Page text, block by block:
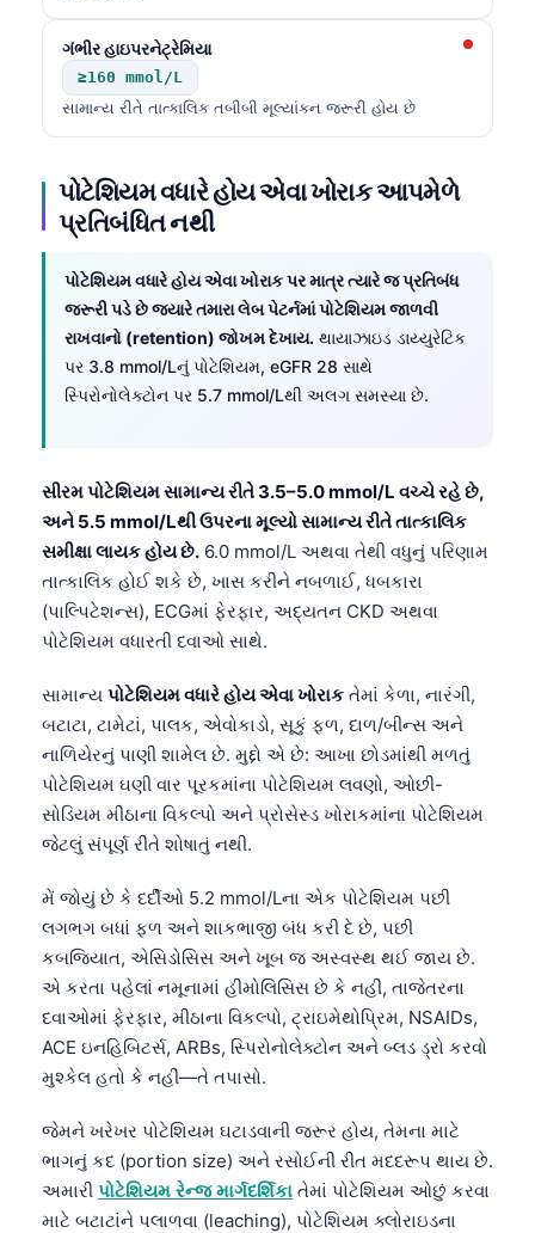
ગંભીર હાઇપરનેટ્રેમિયા
≥160 mmol/L
સામાન્ય રીતે તાત્કાલિક તબીબી મૂલ્યાંકન જરૂરી હોય છે
પોટેશિયમ વધારે હોય એવા ખોરાક આપમેળે
પ્રતિબંધિત નથી
પોટેશિયમ વધારે હોય એવા ખોરાક પર માત્ર ત્યારે જ પ્રતિબંધ
જરૂરી પડે છે જ્યારે તમારા લેબ પેટર્નમાં પોટેશિયમ જાળવી
રાખવાનો (retention) જોખમ દેખાય. થાયાઝાઇડ ડાય્યુરેટિક
પર 3.8 mmol/Lનું પોટેશિયમ, eGFR 28 સાથે
સ્પિરોનોલેક્ટોન પર 5.7 mmol/Lથી અલગ સમસ્યા છે.
સીરમ પોટેશિયમ સામાન્ય રીતે 3.5–5.0 mmol/L વચ્ચે રહે છે,
અને 5.5 mmol/Lથી ઉપરના મૂલ્યો સામાન્ય રીતે તાત્કાલિક
સમીક્ષા લાયક હોય છે. 6.0 mmol/L અથવા તેથી વધુનું પરિણામ
તાત્કાલિક હોઈ શકે છે, ખાસ કરીને નબળાઈ, ધબકારા
(પાલ્પિટેશન્સ), ECGમાં ફેરફાર, અદ્યતન CKD અથવા
પોટેશિયમ વધારતી દવાઓ સાથે.
સામાન્ય પોટેશિયમ વધારે હોય એવા ખોરાક તેમાં કેળા, નારંગી,
બટાટા, ટામેટાં, પાલક, એવોકાડો, સૂકું ફળ, દાળ/બીન્સ અને
નાળિયેરનું પાણી શામેલ છે. મુદ્દો એ છે: આખા છોડમાંથી મળતું
પોટેશિયમ ઘણી વાર પૂરકમાંના પોટેશિયમ લવણો, ઓછી-
સોડિયમ મીઠાના વિકલ્પો અને પ્રોસેસ્ડ ખોરાકમાંના પોટેશિયમ
જેટલું સંપૂર્ણ રીતે શોષાતું નથી.
મેં જોયું છે કે દર્દીઓ 5.2 mmol/Lના એક પોટેશિયમ પછી
લગભગ બધાં ફળ અને શાકભાજી બંધ કરી દે છે, પછી
કબજિયાત, એસિડોસિસ અને ખૂબ જ અસ્વસ્થ થઈ જાય છે.
એ કરતા પહેલાં નમૂનામાં હીમોલિસિસ છે કે નહીં, તાજેતરના
દવાઓમાં ફેરફાર, મીઠાના વિકલ્પો, ટ્રાઇમેથોપ્રિમ, NSAIDs,
ACE ઇનહિબિટર્સ, ARBs, સ્પિરોનોલેક્ટોન અને બ્લડ ડ્રો કરવો
મુશ્કેલ હતો કે નહીં—તે તપાસો.
જેમને ખરેખર પોટેશિયમ ઘટાડવાની જરૂર હોય, તેમના માટે
ભાગનું કદ (portion size) અને રસોઈની રીત મદદરૂપ થાય છે.
અમારી પોટેશિયમ રેન્જ માર્ગદર્શિકા તેમાં પોટેશિયમ ઓછું કરવા
માટે બટાટાંને પલાળવા (leaching), પોટેશિયમ ક્લોરાઇડના
Українська
O‘zbekcha
Català
Қазақ тілі
Suomi
Hrvatski
Slovenčina
پښتو
سنڌي
සිංහල
অসমীয়া
Galego
Latviešu valoda
Euskara
Gàidhlig
Occitan
العربية المغربية
ພາສາລາວ
Basa Jawa
Cebuano
Кыргызча
Татар теле
Беларуская мова
Esperanto
Frysk
Ślōnskŏ gŏdka